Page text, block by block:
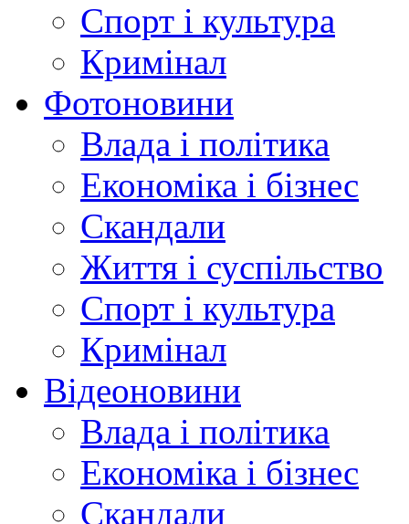
Спорт і культура
Кримінал
Фотоновини
Влада і політика
Економіка і бізнес
Скандали
Життя і суспільство
Спорт і культура
Кримінал
Відеоновини
Влада і політика
Економіка і бізнес
Скандали